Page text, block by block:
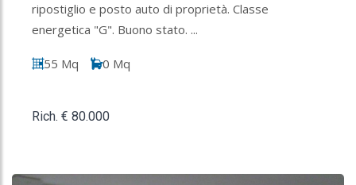
ripostiglio e posto auto di proprietà. Classe
energetica "G". Buono stato. ...
55 Mq 0 Mq
Rich. € 80.000